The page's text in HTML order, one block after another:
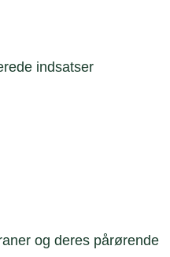
indsatser
og deres pårørende